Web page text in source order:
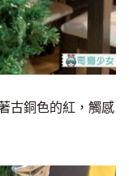
古銅色的紅，觸感